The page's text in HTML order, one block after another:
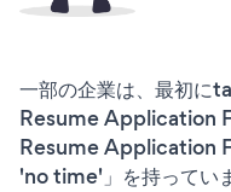
一部の企業は、最初に
Resume Application
Resume Application
'no time'」を持っていま